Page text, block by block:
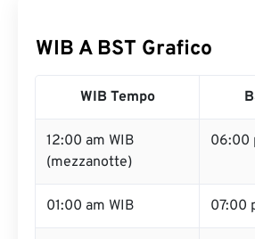
WIB A BST Grafico
WIB Tempo
12:00 am WIB
(mezzanotte)
06:00
01:00 am WIB 07:00